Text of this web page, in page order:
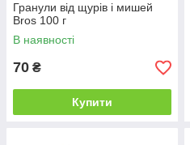
Гранули від щурів і мишей
Bros 100 г
В наявності
70 ₴
Купити